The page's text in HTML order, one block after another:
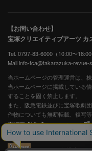
【お問い合わせ】
宝塚クリエイティブアーツ カ
Tel. 0797-83-6000（10:00〜
Mail info-tca@takarazuka-revue-
当ホームページの管理運営は、
当ホームページに掲載している
することを固く禁止します。
また、阪急電鉄並びに宝塚歌劇
作物についても無断転載、複写等
宝塚歌劇公式ホームページ